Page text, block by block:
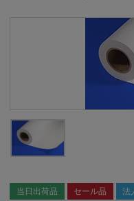
当日出荷品 セール品 法